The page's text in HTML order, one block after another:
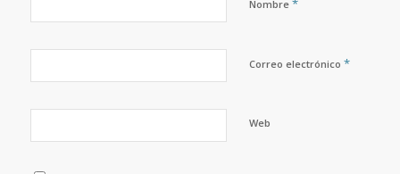
Nombre *
Correo electrónico *
Web